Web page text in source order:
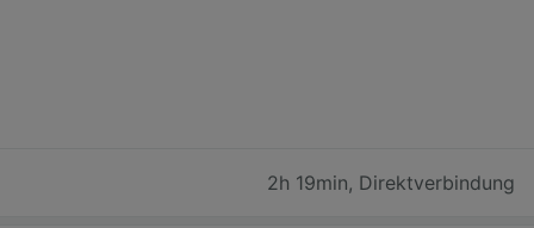
2h 19min, Direktverbindung